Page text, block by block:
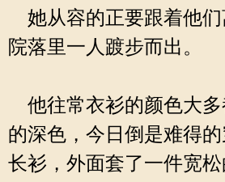
她从容的正要跟着他们
院落里一人踱步而出。
他往常衣衫的颜色大多
的深色，今日倒是难得
长衫，外面套了一件宽松